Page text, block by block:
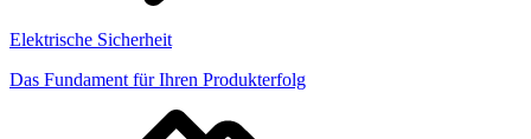
Elektrische Sicherheit
Das Fundament für Ihren Produkterfolg